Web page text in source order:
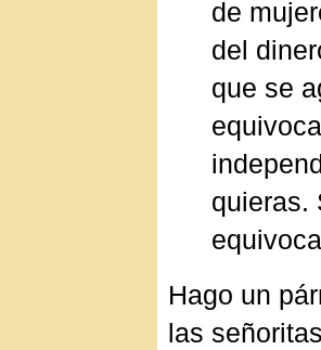
de
del
que se
quieras.
Hago un
las